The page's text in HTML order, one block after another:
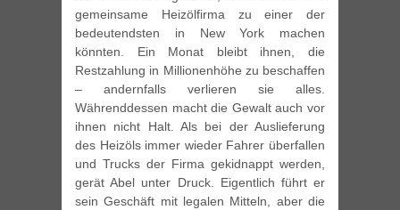
gemeinsame Heizölfirma zu einer der
bedeutendsten in New York machen
könnten. Ein Monat bleibt ihnen, die
Restzahlung in Millionenhöhe zu beschaffen
– andernfalls verlieren sie alles.
Währenddessen macht die Gewalt auch vor
ihnen nicht Halt. Als bei der Auslieferung
des Heizöls immer wieder Fahrer überfallen
und Trucks der Firma gekidnappt werden,
gerät Abel unter Druck. Eigentlich führt er
sein Geschäft mit legalen Mitteln, aber die